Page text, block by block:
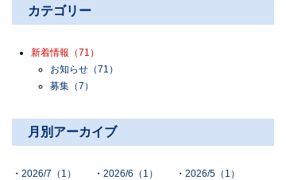
カテゴリー
新着情報 （71）
お知らせ （71）
募集 （7）
月別アーカイブ
2026/7（1） 2026/6（1） 2026/5（1）